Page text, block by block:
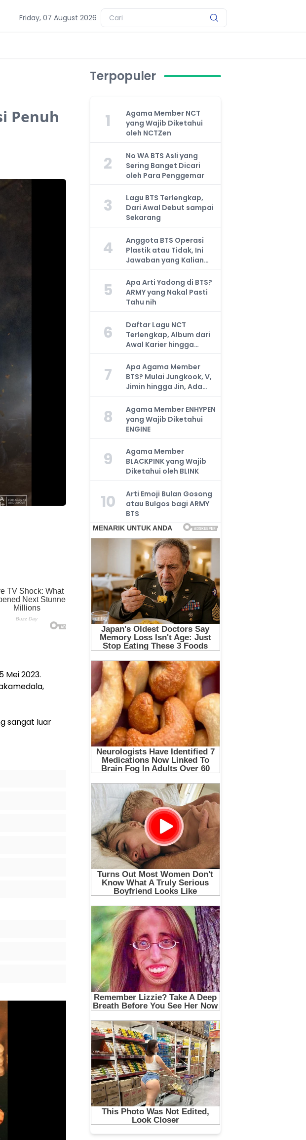
Friday, 07 August 2026
Penuh
Mei 2023.
sangat luar
Terpopuler
1
Agama Member NCT
yang Wajib Diketahui
oleh NCTZen
2
No WA BTS Asli yang
Sering Banget Dicari
oleh Para Penggemar
3
Lagu BTS Terlengkap,
Dari Awal Debut sampai
Sekarang
4
Anggota BTS Operasi
Plastik atau Tidak, Ini
Jawaban yang Kalian
Cari
5
Apa Arti Yadong di BTS?
ARMY yang Nakal Pasti
Tahu nih
6
Daftar Lagu NCT
Terlengkap, Album dari
Awal Karier hingga
Sekarang
7
Apa Agama Member
BTS? Mulai Jungkook, V,
Jimin hingga Jin, Ada
yang Atheis
8
Agama Member ENHYPEN
yang Wajib Diketahui
ENGINE
9
Agama Member
BLACKPINK yang Wajib
Diketahui oleh BLINK
10
Arti Emoji Bulan Gosong
atau Bulgos bagi ARMY
BTS